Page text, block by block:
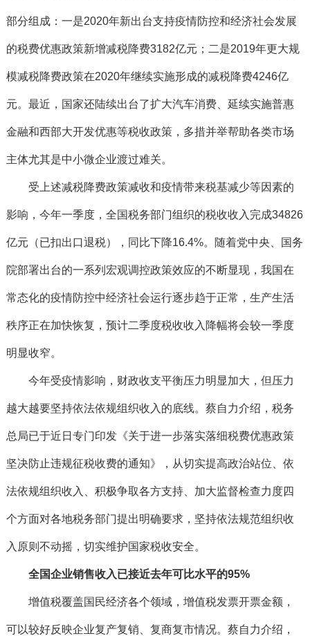
部分组成：一是2020年新出台支持疫情防控和经济社会发展
的税费优惠政策新增减税降费3182亿元；二是2019年更大规
模减税降费政策在2020年继续实施形成的减税降费4246亿
元。最近，国家还陆续出台了扩大汽车消费、延续实施普惠
金融和西部大开发优惠等税收政策，多措并举帮助各类市场
主体尤其是中小微企业渡过难关。
受上述减税降费政策减收和疫情带来税基减少等因素的
影响，今年一季度，全国税务部门组织的税收收入完成34826
亿元（已扣出口退税），同比下降16.4%。随着党中央、国务
院部署出台的一系列宏观调控政策效应的不断显现，我国在
常态化的疫情防控中经济社会运行逐步趋于正常，生产生活
秩序正在加快恢复，预计二季度税收收入降幅将会较一季度
明显收窄。
今年受疫情影响，财政收支平衡压力明显加大，但压力
越大越要坚持依法依规组织收入的底线。蔡自力介绍，税务
总局已于近日专门印发《关于进一步落实落细税费优惠政策
坚决防止违规征税收费的通知》，从切实提高政治站位、依
法依规组织收入、积极争取各方支持、加大监督检查力度四
个方面对各地税务部门提出明确要求，坚持依法规范组织收
入原则不动摇，切实维护国家税收安全。
全国企业销售收入已接近去年可比水平的95%
增值税覆盖国民经济各个领域，增值税发票开票金额，
可以较好反映企业复产复销、复商复市情况。蔡自力介绍，